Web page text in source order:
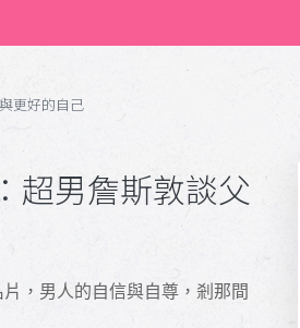
更好的自己
超男詹斯敦談父
片，男人的自信與自尊，剎那間